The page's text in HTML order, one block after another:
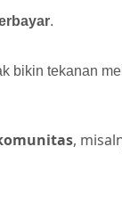
.
bikin tekanan
,